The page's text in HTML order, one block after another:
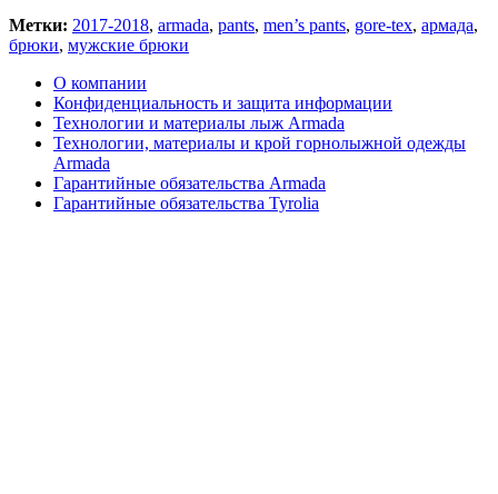
Метки: 2017-2018, armada, pants, men’s pants, gore-tex, армада,
брюки, мужские брюки
О компании
Конфиденциальность и защита информации
Технологии и материалы лыж Armada
Технологии, материалы и крой горнолыжной одежды
Armada
Гарантийные обязательства Armada
Гарантийные обязательства Tyrolia